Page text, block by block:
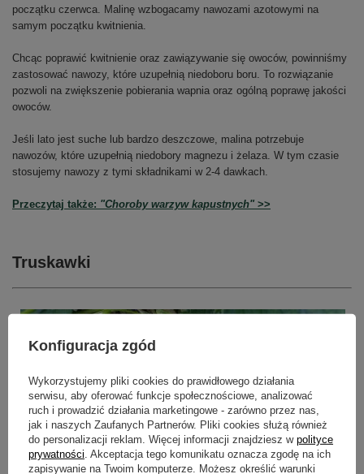
początku czerwca. Malinę wzbogacamy nawozami azotowymi na
samym początku kwitnienia.
Chcąc poprawić kwitnienie oraz zawiązywanie się owoców, powinniśmy
zastosować nawozy, które uzupełnią niedoboru boru. To rozwiązanie
pozwoli na zwiększenie pobierania wapnia oraz ogólną poprawę jakości
owoców.
Jeśli lato jest suche lub bardzo deszczowe, malina potrzebuje
nawozów, które uzupełnią niedobory magnezu i żelaza. W tym czasie
stosujemy nawozy z tymi składnikami w 2-4 dawkach.
Przeczytaj także: "Choroby warzyw kapustnych" >>
Truskawki
Konfiguracja zgód
Wykorzystujemy pliki cookies do prawidłowego działania
serwisu, aby oferować funkcje społecznościowe, analizować
ruch i prowadzić działania marketingowe - zarówno przez nas,
jak i naszych Zaufanych Partnerów. Pliki cookies służą również
do personalizacji reklam. Więcej informacji znajdziesz w polityce
prywatności . Akceptacja tego komunikatu oznacza zgodę na ich
zapisywanie na Twoim komputerze. Możesz określić warunki